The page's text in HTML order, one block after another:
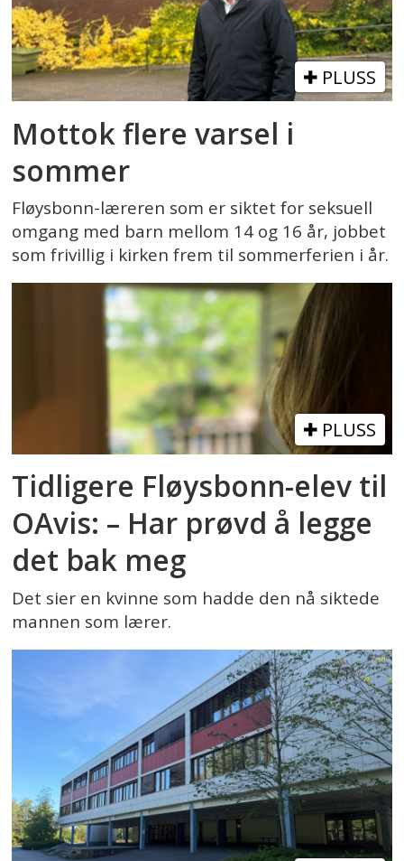
PLUSS
Mottok flere varsel i
sommer
Fløysbonn-læreren som er siktet for seksuell
omgang med barn mellom 14 og 16 år, jobbet
som frivillig i kirken frem til sommerferien i år.
PLUSS
Tidligere Fløysbonn-elev til
OAvis: – Har prøvd å legge
det bak meg
Det sier en kvinne som hadde den nå siktede
mannen som lærer.